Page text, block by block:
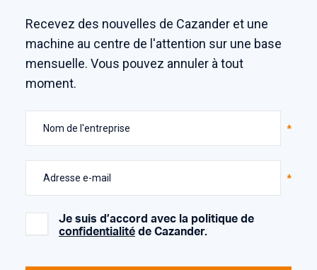
Recevez des nouvelles de Cazander et une
machine au centre de l'attention sur une base
mensuelle. Vous pouvez annuler à tout
moment.
Nom de l'entreprise
Adresse e-mail
Je suis d’accord avec la politique de
confidentialité de Cazander.